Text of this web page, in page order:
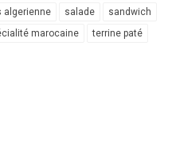
algerienne salade
sandwich
marocaine terrine paté